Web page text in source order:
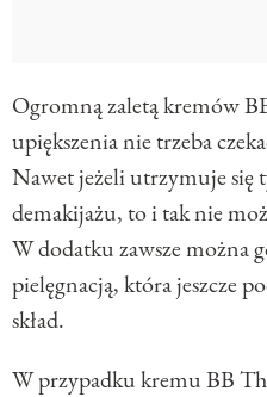
Ogromną zaletą kremów
upiększenia nie trzeba
Nawet jeżeli utrzymuje się
demakijażu, to i tak nie
W dodatku zawsze można
pielęgnacją, która jeszcze
skład.
W przypadku kremu BB